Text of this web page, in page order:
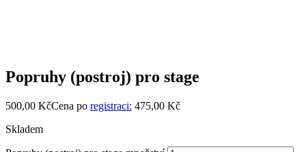
Popruhy (postroj) pro stage
500,00 KčCena po registraci: 475,00 Kč
Skladem